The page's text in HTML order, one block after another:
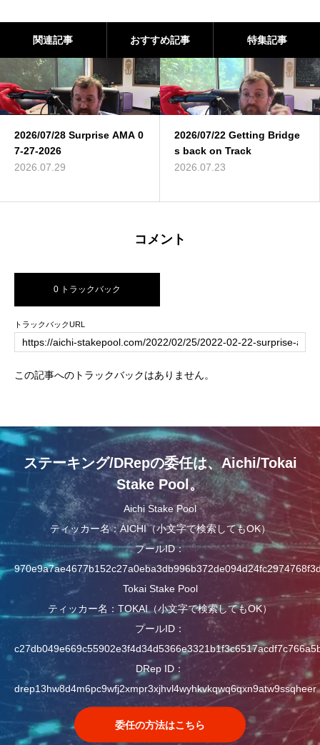
関連記事 おすすめ記事 特集記事
2026/07/28 Surprise AMA 0
7-27-2026
2026.07.29
2026/07/22 Getting Bridge
s back on Track
2026.07.23
コメント
0 トラックバック
トラックバックURL
この記事へのトラックバックはありません。
ステーキング/DRepの委任は、Aichi/Tokai
Stake Pool。
Aichi Stake Pool
ティッカー名：AICHI（小文字で検索してもOK）
プールID：
Tokai Stake Pool
ティッカー名：TOKAI（小文字で検索してもOK）
プールID：
DRep ID：
drep13hw8d4m6pc9wfj2xmpr3xjhvl4wyhkvkqwq6qxn9atw9ssqheer
委任の方法はこちら